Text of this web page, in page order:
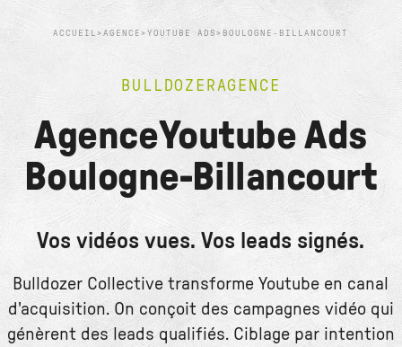
ACCUEIL>AGENCE>YOUTUBE ADS> BOULOGNE-BILLANCOURT
BULLDOZERAGENCE
AgenceYoutube Ads
Boulogne-Billancourt
Vos vidéos vues. Vos leads signés.
Bulldozer Collective transforme Youtube en canal
d'acquisition. On conçoit des campagnes vidéo qui
génèrent des leads qualifiés. Ciblage par intention